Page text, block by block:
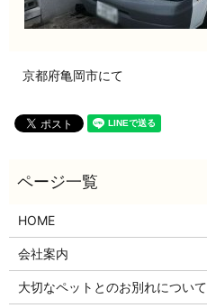
京都府亀岡市にて
HOME
会社案内
大切なペットとのお別れについて